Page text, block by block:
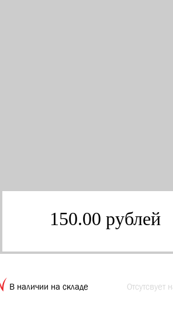
150.00 рублей
В наличии на складе Отсутсвует